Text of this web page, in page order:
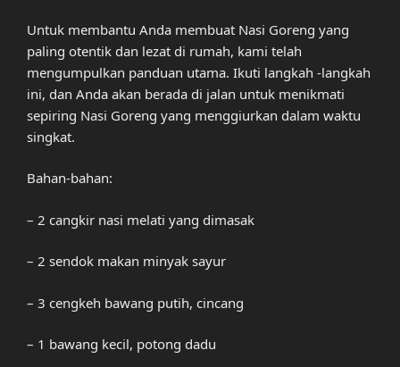
Untuk membantu Anda membuat Nasi Goreng yang
paling otentik dan lezat di rumah, kami telah
mengumpulkan panduan utama. Ikuti langkah -langkah
ini, dan Anda akan berada di jalan untuk menikmati
sepiring Nasi Goreng yang menggiurkan dalam waktu
singkat.
Bahan-bahan:
– 2 cangkir nasi melati yang dimasak
– 2 sendok makan minyak sayur
– 3 cengkeh bawang putih, cincang
– 1 bawang kecil, potong dadu